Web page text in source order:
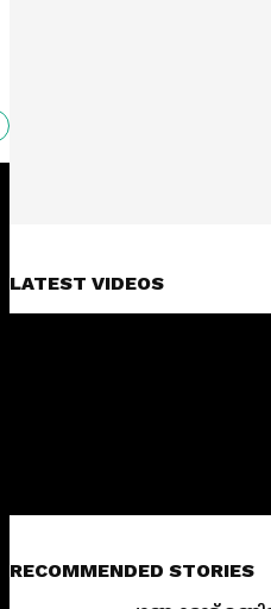
LATEST VIDEOS
RECOMMENDED STORIES